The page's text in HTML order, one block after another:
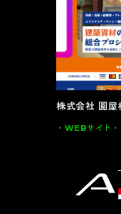
大川全家具様
グラフィック